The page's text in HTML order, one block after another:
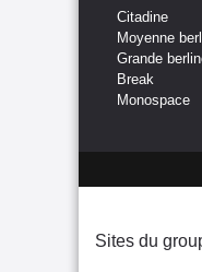
Citadine
Moyenne
Grande
Break
Monospace
Sites du